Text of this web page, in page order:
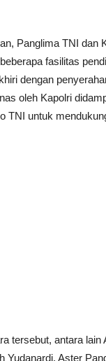
Panglima TNI dan
fasilitas
dengan
oleh Kapolri
TNI untuk
tersebut, antara lain
Yudanardi, Aster